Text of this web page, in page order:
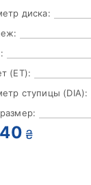
диска:
(ET):
ступицы (DIA):
₴